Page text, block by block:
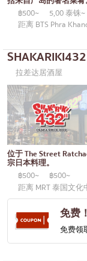
油炸食品
日式火锅
烤串/烤内脏
传统日本餐厅
章鱼烧
关东煮/日式
套餐/日本家
便当/日本料理
中央世界
暖武里府
清迈
拉差帕拉
北榄府
巴吞他尼府
沙没沙空
普吉岛
芭堤雅
塔尼亚
拉玛三世
฿500~
5,00 泰铢~
距离 BTS Phra
拉差达居酒屋
位于 The Street
宗日本料理。
฿500~
฿500~
距离 MRT 泰国文
免费
免费领